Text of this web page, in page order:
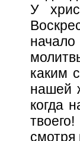
У
каким
нашей
когда
смотря